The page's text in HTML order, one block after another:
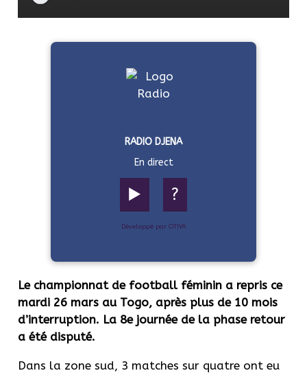
RADIO DJENA
En direct
▶️ ?
Développé par OTIYA
Le championnat de football féminin a repris ce
mardi 26 mars au Togo, après plus de 10 mois
d’interruption. La 8e journée de la phase retour
a été disputé.
Dans la zone sud, 3 matches sur quatre ont eu